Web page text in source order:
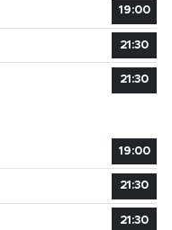
19:00
21:30
21:30
19:00
21:30
21:30